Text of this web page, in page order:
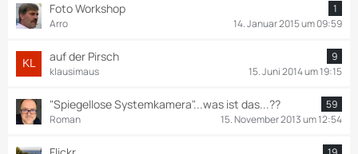
Foto Workshop
1
Arro
14. Januar 2015 um 09:59
auf der Pirsch
9
klausimaus
15. Juni 2014 um 19:15
"Spiegellose Systemkamera"...was ist das...??
59
Roman
15. November 2013 um 12:54